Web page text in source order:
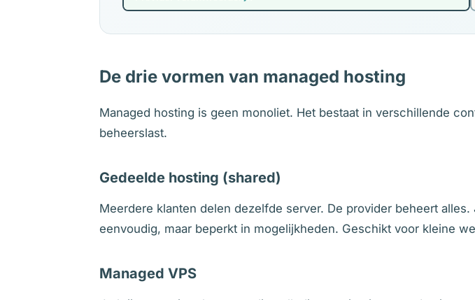
De drie vormen van managed hosting
Managed hosting is geen monoliet. Het bestaat in verschillende
beheerslast.
Gedeelde hosting (shared)
Meerdere klanten delen dezelfde server. De provider beheert
eenvoudig, maar beperkt in mogelijkheden. Geschikt voor kleine
Managed VPS